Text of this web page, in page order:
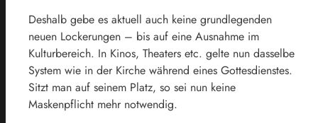
Deshalb gebe es aktuell auch keine grundlegenden
neuen Lockerungen – bis auf eine Ausnahme im
Kulturbereich. In Kinos, Theaters etc. gelte nun dasselbe
System wie in der Kirche während eines Gottesdienstes.
Sitzt man auf seinem Platz, so sei nun keine
Maskenpflicht mehr notwendig.